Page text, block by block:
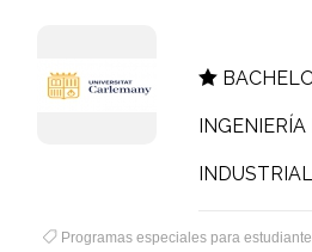
INDUSTRIAL
Programas especiales para